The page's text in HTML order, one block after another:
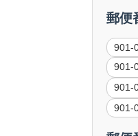
郵便
901-
901-
901-
901-